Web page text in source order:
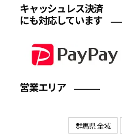
キャッシュレス決済
にも対応しています
営業エリア
群馬県 全域